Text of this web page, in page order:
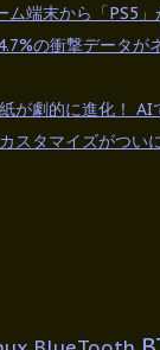
ム端末から「PS5」
の衝撃データが
が劇的に進化！ AI
スタマイズがつい